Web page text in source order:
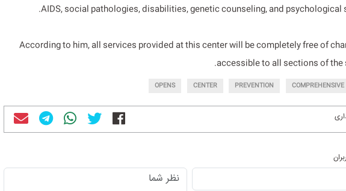
AIDS, social pathologies, disabilities, genetic counseling, and psychological
According to him, all services provided at this center will be completely free of
accessible to all sections of the
COMPREHENSIVE
PREVENTION
CENTER
OPENS